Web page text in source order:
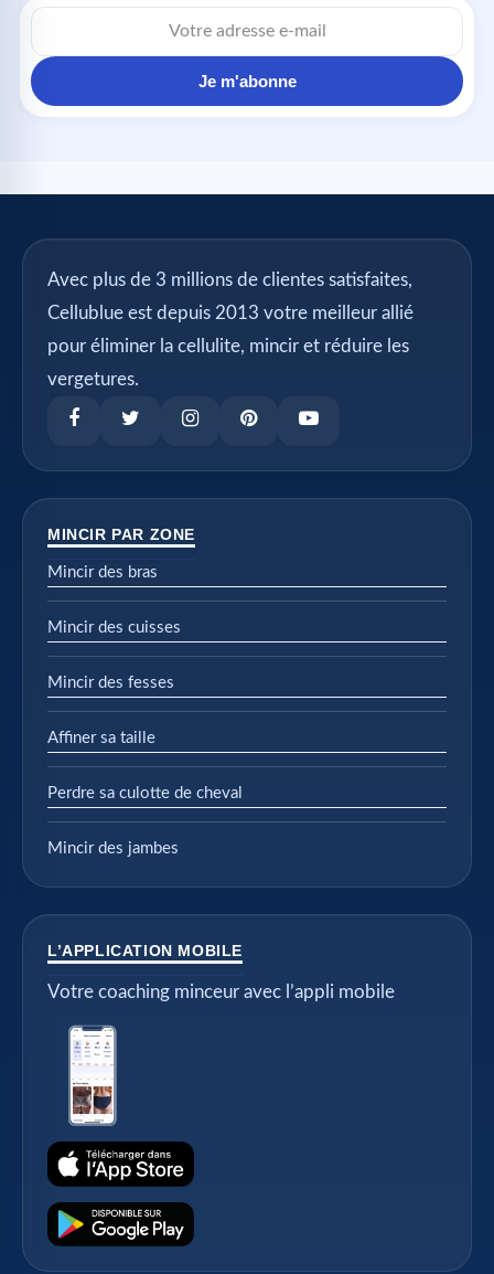
Adresse
e-
Je m'abonne
Avec plus de 3 millions de clientes satisfaites,
Cellublue est depuis 2013 votre meilleur allié
pour éliminer la cellulite, mincir et réduire les
vergetures.
MINCIR PAR ZONE
Mincir des bras
Mincir des cuisses
Mincir des fesses
Affiner sa taille
Perdre sa culotte de cheval
Mincir des jambes
L’APPLICATION MOBILE
Votre coaching minceur avec l’appli mobile